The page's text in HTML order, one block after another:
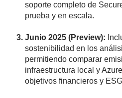
soporte completo de
prueba y en escala.
Junio 2025 (Preview):
sostenibilidad en los
permitiendo comparar
infraestructura local y
objetivos financieros y